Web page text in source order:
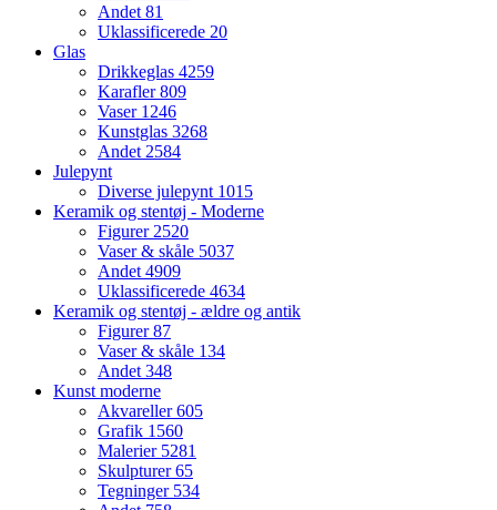
Andet 81
Uklassificerede 20
Glas
Drikkeglas 4259
Karafler809
Vaser 1246
Kunstglas 3268
Andet 2584
Julepynt
Diverse julepynt 1015
Keramik og stentøj - Moderne
Figurer 2520
Vaser & skåle 5037
Andet 4909
Uklassificerede 4634
Keramik og stentøj - ældre og antik
Figurer87
Vaser & skåle 134
Andet 348
Kunst moderne
Akvareller605
Grafik 1560
Malerier 5281
Skulpturer65
Tegninger 534